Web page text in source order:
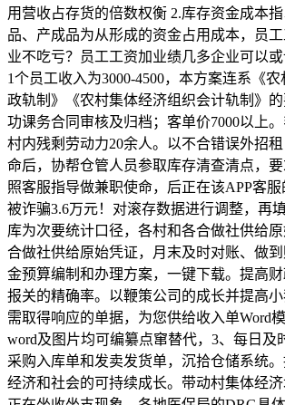
用营收占存货的倍数权衡 2.库存资金成本
品、产成品为从形成的资金占用成本，员
业不吃亏？员工工资加业绩几多企业可以
1个员工收入为3000-4500，本方案连系《
政轨制》《农村集体经济组织会计轨制》
功课务合同审核及归档；客单价7000以上
村内残剩劳动力20余人。以不合错误外招
命后，协帮仓管人员参取库存清查清点，
照客服指导做兼职使命，后正在该APP客
被诈骗3.6万元！对滚存数据进行调整，再
库为次要统计口径，各村和各合做社供给
合做社供给原始凭证，月末及时对账、做
金预算编制和办理方案，一键下载。提高
报关的精确率。以鞭策公司的成长并提高
需取得响应的单据，为您供给收入单Word
word及图片均可编纂点窜替代，3、每日及
采购入库单和发卖发货单，沉拾仓储系统
经济和社会的可持续成长。带动村集体经